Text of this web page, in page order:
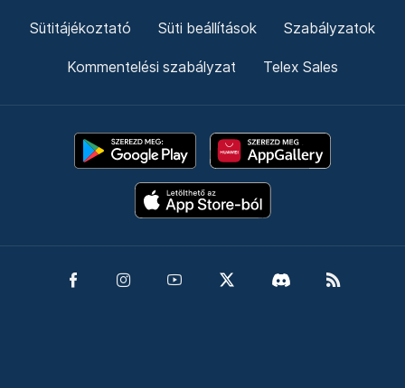
Sütitájékoztató Süti beállítások Szabályzatok
Kommentelési szabályzat Telex Sales